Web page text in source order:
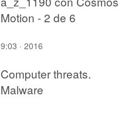
Motion - 2 de 6
9:03 · 2016
Computer threats.
Malware